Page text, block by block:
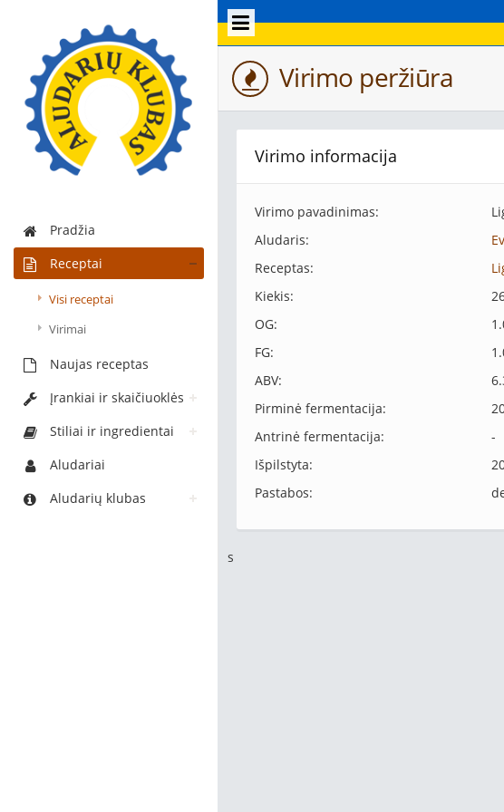
Pradžia
Receptai
Visi receptai
Virimai
Naujas receptas
Įrankiai ir skaičiuoklės
Stiliai ir ingredientai
Aludariai
Aludarių klubas
Virimo peržiūra
Virimo informacija
Virimo pavadinimas:
Aludaris:
Receptas:
Kiekis:
OG:
FG:
ABV:
Pirminė fermentacija:
Antrinė fermentacija:
-
Išpilstyta:
Pastabos:
s